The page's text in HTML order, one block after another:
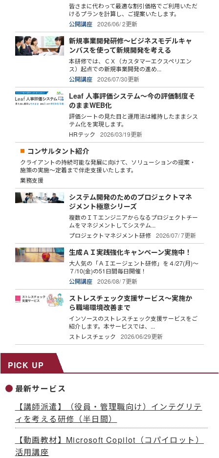
皆さまに代わって最適な割引価格でご利用いただ
けるプランを計算し、ご提案いたします。
公開講座
2026/06/ 2更新
新規事業開発研修～ビジネスモデルキャ
ンバスを使って新規開発を考える
本研修では、ＣＸ（カスタマーエクスペリエン
ス）起点での新規事業開発の進め...
公開講座
2026/07/30更新
Leaf 人事評価システム～今の評価制度そ
のままWEB化
評価シートの見た目と運用法は維持したままシス
テム化を実現します。
HRテック
2026/03/19更新
コンサルタント紹介
クライアントの持続可能な発展に向けて、ソリューションの提案・
施策の実施～定着まで伴走支援いたします。
業務支援
システム開発のためのプロジェクトマネ
ジメント極意シリーズ
複数のＩＴエンジニアからなるプロジェクトチー
ムをマネジメントしてシステム...
プロジェクトマネジメント研修
2026/07/ 7更新
生成ＡＩ実践強化キャンペーン実施中！
大人気の「ＡＩエージェント研修」を４/27(月)～
７/10(金)の51日間毎日開催！
公開講座
2026/08/ 7更新
ストレスチェック支援サービス～実施か
ら職場環境改善まで
インソースのストレスチェック支援サービスをご
紹介します。本サービスでは、...
ストレスチェック
2026/06/29更新
PICK UP
最新サービス
【講師派遣】（役員・管理職向け）インテグリテ
ィを考える研修（半日間）
【動画教材】Microsoft Copilot（コパイロット）
活用講座